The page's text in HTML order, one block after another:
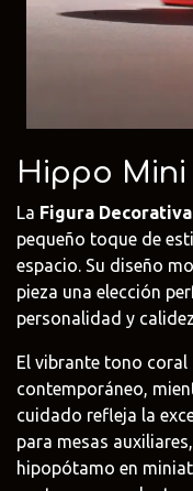
Hippo
La Figura
pequeño toque de
espacio. Su diseño
pieza una elección
personalidad y
El vibrante tono
contemporáneo,
cuidado refleja la
para mesas
hipopótamo en
@linie.uy